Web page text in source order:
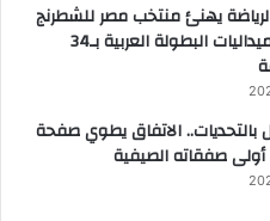
يهنئ منتخب مصر للشطرنج
بتصدره جدول ميداليات البطولة العربية بـ34
الاتفاق يطوي صفحة
أولى صفقاته الصيفية